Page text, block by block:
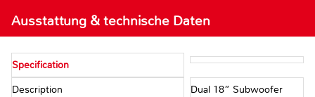
Ausstattung & technische Daten
Specification
Description Dual 18” Subwoofer